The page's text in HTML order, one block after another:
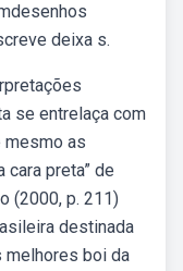
deixa s.
se entrelaça com
as
cara preta” de
(2000, p. 211)
destinada
melhores boi da